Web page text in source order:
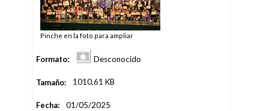
Pinche en la foto para ampliar
Formato: Desconocido
Tamaño: 1010,61 KB
Fecha: 01/05/2025